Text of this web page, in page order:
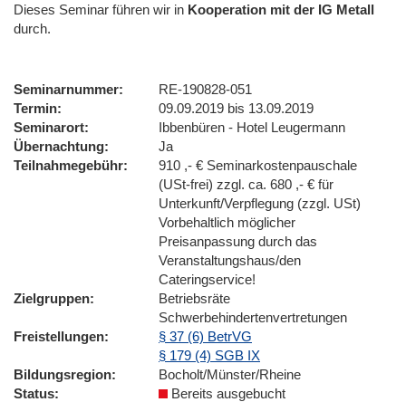
Dieses Seminar führen wir in Kooperation mit der IG Metall
durch.
Seminarnummer
RE-190828-051
Termin
09.09.2019 bis 13.09.2019
Seminarort
Ibbenbüren - Hotel Leugermann
Übernachtung
Ja
Teilnahmegebühr
910 ,- € Seminarkostenpauschale
(USt-frei) zzgl. ca. 680 ,- € für
Unterkunft/Verpflegung (zzgl. USt)
Vorbehaltlich möglicher
Preisanpassung durch das
Veranstaltungshaus/den
Cateringservice!
Zielgruppen
Betriebsräte
Schwerbehindertenvertretungen
Freistellungen
§ 37 (6) BetrVG
§ 179 (4) SGB IX
Bildungsregion
Bocholt/Münster/Rheine
Status
Bereits ausgebucht